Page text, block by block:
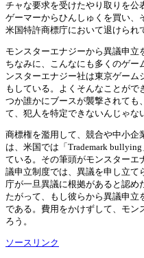
チャな要求を受けたやり取りを公
ゲーマーからひんしゅくを買い、
米国特許商標庁において退けられ
モンスターエナジーから異議申立
ちなみに、こんなにも多くのゲー
ンスターエナジー社は東京ゲーム
もしている。よくそんなことが
つか誰かにブースが襲撃されても
て、犯人を特定できないんじゃな
商標権を濫用して、競合や中小企
は、米国では「Trademark
ている。その筆頭がモンスターエ
議申立制度では、異議を申し立て
庁が一旦異議に根拠があると認め
たがって、もし彼らから異議申立
である。費用をかけずして、モン
ろう。
ソースリンク